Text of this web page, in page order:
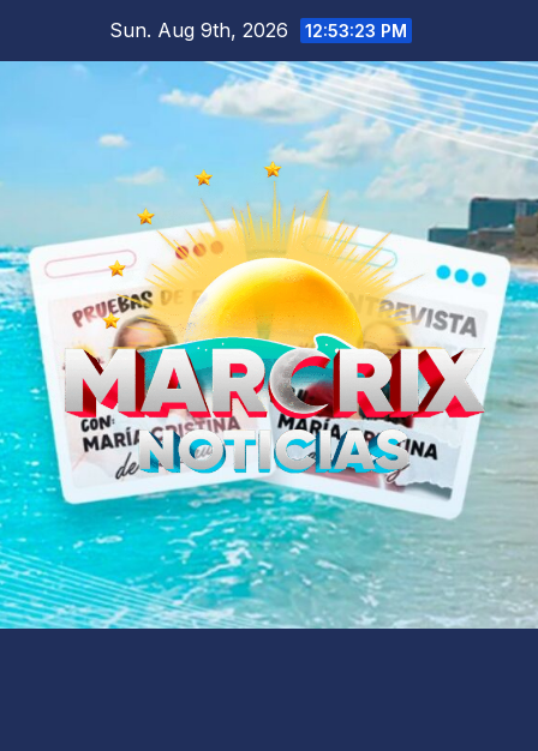
Sun. Aug 9th, 2026 12:53:23 PM